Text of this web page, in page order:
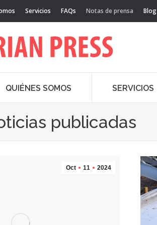
Servicios FAQs Notas de prensa Blog
QUIÉNES SOMOS SERVICIOS
publicadas
Oct 11 2024